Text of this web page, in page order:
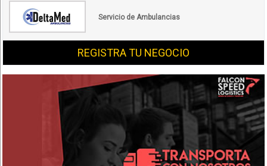
Servicio de Ambulancias
REGISTRA TU NEGOCIO